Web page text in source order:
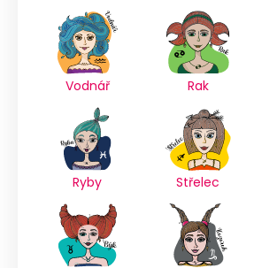
Vodnář Rak
Ryby Střelec